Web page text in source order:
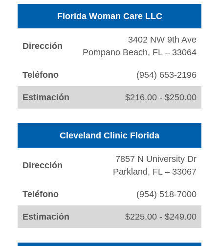
Florida Woman Care LLC
Dirección
3402 NW 9th Ave
Pompano Beach, FL – 33064
Teléfono (954) 653-2196
Estimación $216.00 - $250.00
Cleveland Clinic Florida
Dirección
7857 N University Dr
Parkland, FL – 33067
Teléfono (954) 518-7000
Estimación $225.00 - $249.00